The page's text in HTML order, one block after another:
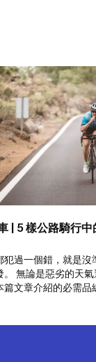
| 5 樣公路騎行中
犯過一個錯，就是沒
。 無論是惡劣的天
篇文章介紹的必需品